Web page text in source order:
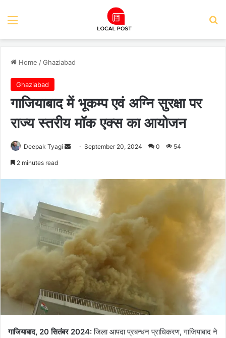
Menu
Home /Ghaziabad
Ghaziabad
गाजियाबाद में भूकम्प एवं अग्नि सुरक्षा पर
राज्य स्तरीय मॉक एक्स का आयोजन
Deepak Tyagi
SendSeptember 20, 2024 0 54
2 minutes read
गाजियाबाद, 20 सितंबर 2024:जिला आपदा प्रबन्धन प्राधिकरण, गाजियाबाद ने